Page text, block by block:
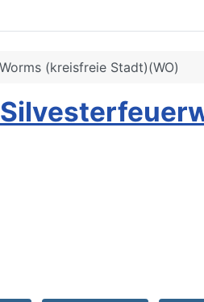
Worms (kreisfreie Stadt)(WO)